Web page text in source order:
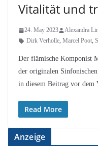
Vitalität und
24. May 2023 Alexandra
Dirk Verholle, Marcel Poot,
Der flämische Komponist
der originalen
in diesem Beitrag vor dem
Read More
Anzeige